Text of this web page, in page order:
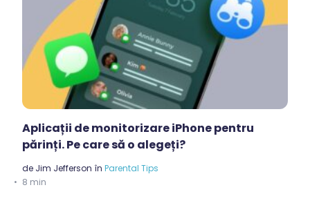
Aplicații de monitorizare iPhone pentru
părinți. Pe care să o alegeți?
de Jim Jefferson în Parental Tips
8 min